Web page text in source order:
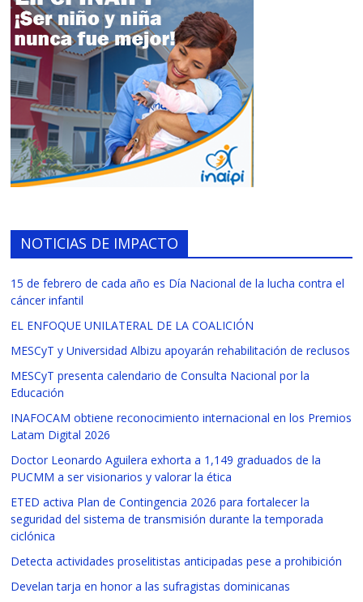
NOTICIAS DE IMPACTO
15 de febrero de cada año es Día Nacional de la lucha contra el
cáncer infantil
EL ENFOQUE UNILATERAL DE LA COALICIÓN
MESCyT y Universidad Albizu apoyarán rehabilitación de reclusos
MESCyT presenta calendario de Consulta Nacional por la
Educación
INAFOCAM obtiene reconocimiento internacional en los Premios
Latam Digital 2026
Doctor Leonardo Aguilera exhorta a 1,149 graduados de la
PUCMM a ser visionarios y valorar la ética
ETED activa Plan de Contingencia 2026 para fortalecer la
seguridad del sistema de transmisión durante la temporada
ciclónica
Detecta actividades proselitistas anticipadas pese a prohibición
Develan tarja en honor a las sufragistas dominicanas